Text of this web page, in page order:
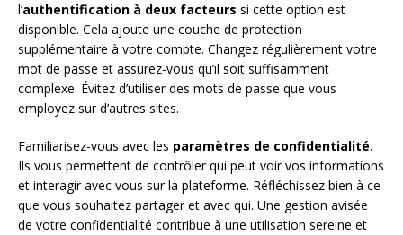
l’authentification à deux facteurs si cette option est
disponible. Cela ajoute une couche de protection
supplémentaire à votre compte. Changez régulièrement votre
mot de passe et assurez-vous qu’il soit suffisamment
complexe. Évitez d’utiliser des mots de passe que vous
employez sur d’autres sites.
Familiarisez-vous avec les paramètres de confidentialité.
Ils vous permettent de contrôler qui peut voir vos informations
et interagir avec vous sur la plateforme. Réfléchissez bien à ce
que vous souhaitez partager et avec qui. Une gestion avisée
de votre confidentialité contribue à une utilisation sereine et